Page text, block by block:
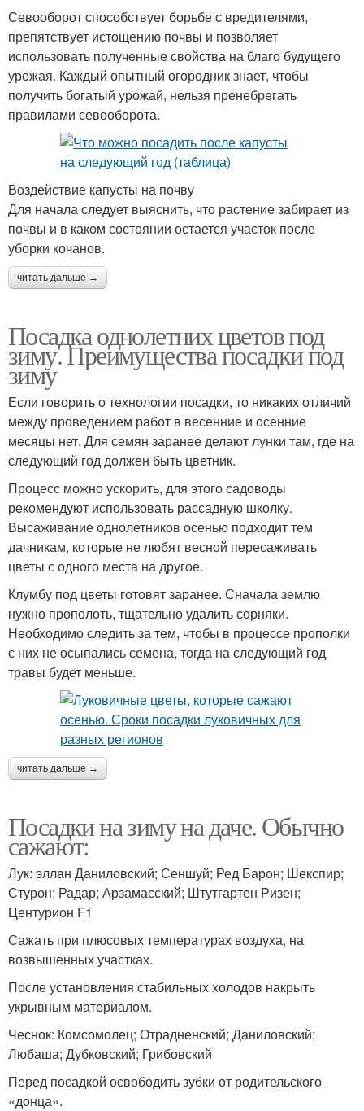
Севооборот способствует борьбе с вредителями,
препятствует истощению почвы и позволяет
использовать полученные свойства на благо будущего
урожая. Каждый опытный огородник знает, чтобы
получить богатый урожай, нельзя пренебрегать
правилами севооборота.
Воздействие капусты на почву
Для начала следует выяснить, что растение забирает из
почвы и в каком состоянии остается участок после
уборки кочанов.
читать дальше →
Посадка однолетних цветов под
зиму. Преимущества посадки под
зиму
Если говорить о технологии посадки, то никаких отличий
между проведением работ в весенние и осенние
месяцы нет. Для семян заранее делают лунки там, где на
следующий год должен быть цветник.
Процесс можно ускорить, для этого садоводы
рекомендуют использовать рассадную школку.
Высаживание однолетников осенью подходит тем
дачникам, которые не любят весной пересаживать
цветы с одного места на другое.
Клумбу под цветы готовят заранее. Сначала землю
нужно прополоть, тщательно удалить сорняки.
Необходимо следить за тем, чтобы в процессе прополки
с них не осыпались семена, тогда на следующий год
травы будет меньше.
читать дальше →
Посадки на зиму на даче. Обычно
сажают:
Лук: эллан Даниловский; Сеншуй; Ред Барон; Шекспир;
Стурон; Радар; Арзамасский; Штутгартен Ризен;
Центурион F1
Сажать при плюсовых температурах воздуха, на
возвышенных участках.
После установления стабильных холодов накрыть
укрывным материалом.
Чеснок: Комсомолец; Отрадненский; Даниловский;
Любаша; Дубковский; Грибовский
Перед посадкой освободить зубки от родительского
«донца».